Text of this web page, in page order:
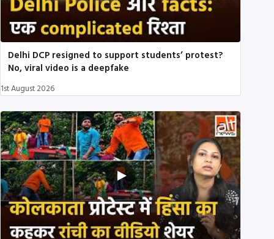
Delhi DCP resigned to support students’ protest?
No, viral video is a deepfake
1st August 2026